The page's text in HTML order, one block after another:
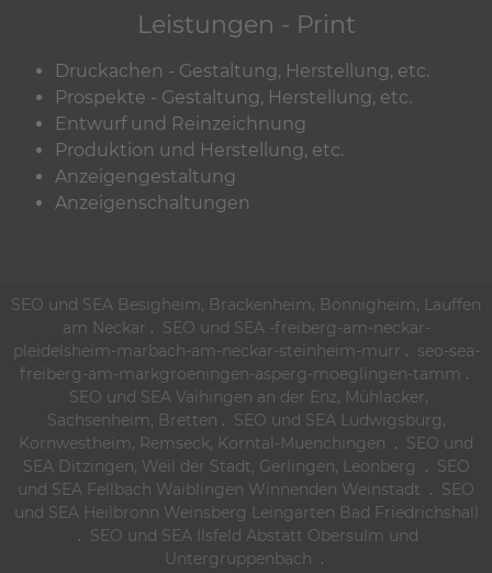
Leistungen - Print
Druckachen - Gestaltung, Herstellung, etc.
Prospekte - Gestaltung, Herstellung, etc.
Entwurf und Reinzeichnung
Produktion und Herstellung, etc.
Anzeigengestaltung
Anzeigenschaltungen
SEO und SEA Besigheim, Brackenheim, Bönnigheim, Lauffen
am Neckar . SEO und SEA -freiberg-am-neckar-
pleidelsheim-marbach-am-neckar-steinheim-murr . seo-sea-
freiberg-am-markgroeningen-asperg-moeglingen-tamm .
SEO und SEA Vaihingen an der Enz, Mühlacker,
Sachsenheim, Bretten . SEO und SEA Ludwigsburg,
Kornwestheim, Remseck, Korntal-Muenchingen . SEO und
SEA Ditzingen, Weil der Stadt, Gerlingen, Leonberg . SEO
und SEA Fellbach Waiblingen Winnenden Weinstadt . SEO
und SEA Heilbronn Weinsberg Leingarten Bad Friedrichshall
. SEO und SEA Ilsfeld Abstatt Obersulm und
Untergruppenbach .